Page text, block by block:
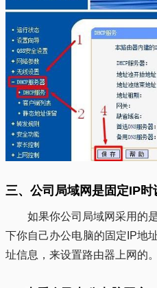
三、公司局域网是固定IP时
如果你公司局域网采用的
下你自己办公电脑的固定IP地
址信息，来设置路由器上网的。